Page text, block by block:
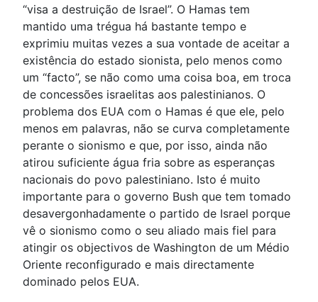
“visa a destruição de Israel”. O Hamas tem
mantido uma trégua há bastante tempo e
exprimiu muitas vezes a sua vontade de aceitar a
existência do estado sionista, pelo menos como
um “facto”, se não como uma coisa boa, em troca
de concessões israelitas aos palestinianos. O
problema dos EUA com o Hamas é que ele, pelo
menos em palavras, não se curva completamente
perante o sionismo e que, por isso, ainda não
atirou suficiente água fria sobre as esperanças
nacionais do povo palestiniano. Isto é muito
importante para o governo Bush que tem tomado
desavergonhadamente o partido de Israel porque
vê o sionismo como o seu aliado mais fiel para
atingir os objectivos de Washington de um Médio
Oriente reconfigurado e mais directamente
dominado pelos EUA.